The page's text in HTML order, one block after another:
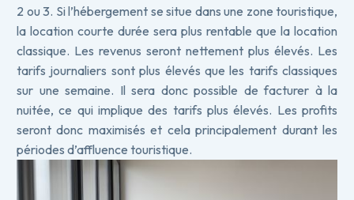
2 ou 3. Si l’hébergement se situe dans une zone touristique,
la location courte durée sera plus rentable que la location
classique. Les revenus seront nettement plus élevés. Les
tarifs journaliers sont plus élevés que les tarifs classiques
sur une semaine. Il sera donc possible de facturer à la
nuitée, ce qui implique des tarifs plus élevés. Les profits
seront donc maximisés et cela principalement durant les
périodes d’affluence touristique.